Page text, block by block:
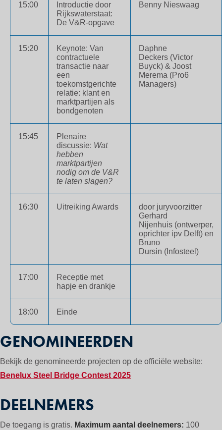
15:00
Introductie door
Rijkswaterstaat:
De V&R-opgave
Benny Nieswaag
15:20
Keynote: Van
contractuele
transactie naar
een
toekomstgerichte
relatie: klant en
marktpartijen als
bondgenoten
Daphne
Deckers (Victor
Buyck) & Joost
Merema (Pro6
Managers)
15:45
Plenaire
discussie: Wat
hebben
marktpartijen
nodig om de V&R
te laten slagen?
16:30 Uitreiking Awards
door juryvoorzitter
Gerhard
Nijenhuis (ontwerper,
oprichter ipv Delft) en
Bruno
Dursin (Infosteel)
17:00
Receptie met
hapje en drankje
18:00 Einde
GENOMINEERDEN
Bekijk de genomineerde projecten op de officiële website:
Benelux Steel Bridge Contest 2025
DEELNEMERS
De toegang is gratis. Maximum aantal deelnemers: 100